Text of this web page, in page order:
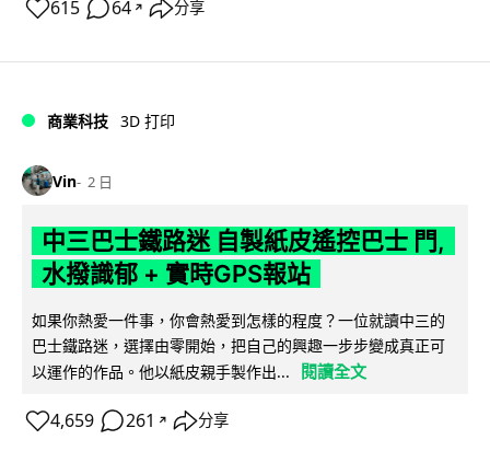
615 64 ↗ 分享
商業科技 3D 打印
Vin 2 日
中三巴士鐵路迷 自製紙皮遙控巴士 門,
水撥識郁 + 實時GPS報站
如果你熱愛一件事，你會熱愛到怎樣的程度？一位就讀中三的
巴士鐵路迷，選擇由零開始，把自己的興趣一步步變成真正可
以運作的作品。他以紙皮親手製作出...
閱讀全文
4,659 261 ↗ 分享